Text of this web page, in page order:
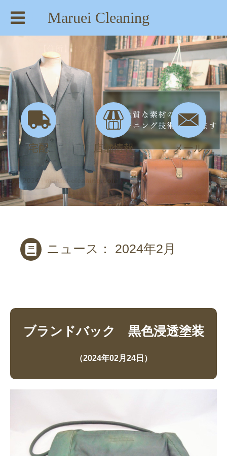
Maruei Cleaning
【住所】：東京都八王子市絹ヶ丘1-22-20
【TEL】：042-635-6234
【営業時間】：AM 8:00～PM 7:30
宅配 店舗情報 メール
2月, 2024 | maruei-cleaning.com
ニュース： 2024年2月
ブランドバック 黒色浸透塗装
（2024年02月24日）